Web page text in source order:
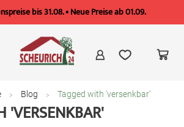
bis 31.08. • Neue Preise ab 01.09.
Blog Tagged with 'versenkbar'
'VERSENKBAR'